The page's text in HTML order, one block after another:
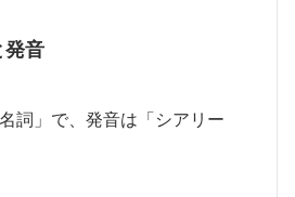
発音
詞」で、発音は「シアリー